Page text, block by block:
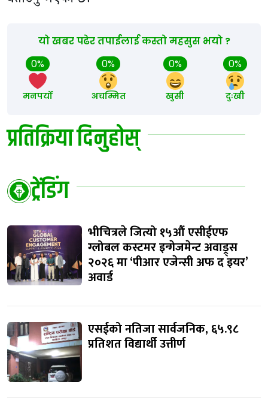
यो खबर पढेर तपाईलाई कस्तो महसुस भयो ?
0%
मनपर्यो
0%
अचम्मित
0%
खुसी
0%
दुःखी
प्रतिक्रिया दिनुहोस्
ट्रेंडिंग
भीचित्रले जित्यो १५औं एसीईएफ
ग्लोबल कस्टमर इन्गेजमेन्ट अवाड्र्स
२०२६ मा ‘पीआर एजेन्सी अफ द इयर’
अवार्ड
एसईको नतिजा सार्वजनिक, ६५.९८
प्रतिशत विद्यार्थी उत्तीर्ण